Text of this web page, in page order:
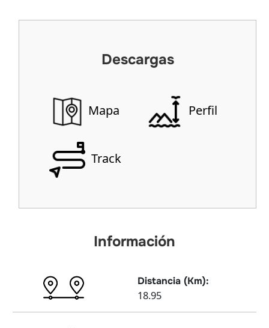
Descargas
Mapa Perfil
Track
Información
Distancia (Km):
18.95